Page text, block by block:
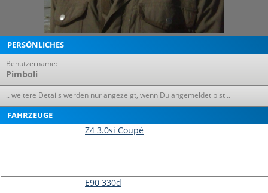
PERSÖNLICHES
Benutzername:
Pimboli
.. weitere Details werden nur angezeigt, wenn Du angemeldet bist ..
FAHRZEUGE
Z4 3.0si Coupé
E90 330d